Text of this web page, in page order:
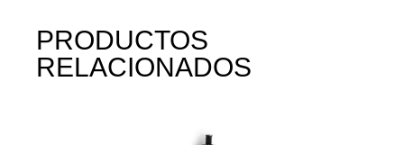
PRODUCTOS
RELACIONADOS